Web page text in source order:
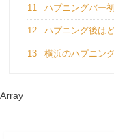
11 ハプニングバー
12 ハプニング後は
13 横浜のハプニン
Array